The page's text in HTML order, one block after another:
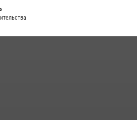
итоги деятельности
2026 года
охране